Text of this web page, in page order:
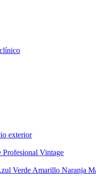
exterior
Profesional Vintage
Verde Amarillo Naranja